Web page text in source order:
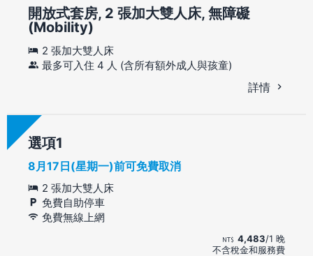
開放式套房, 2 張加大雙人床, 無障礙
(Mobility)
2 張加大雙人床
最多可入住 4 人 (含所有額外成人與孩童)
詳情
選項
8月17日(星期一)前可免費取消
2 張加大雙人床
免費自助停車
免費無線上網
4,483/1 晚
不含稅金和服務費